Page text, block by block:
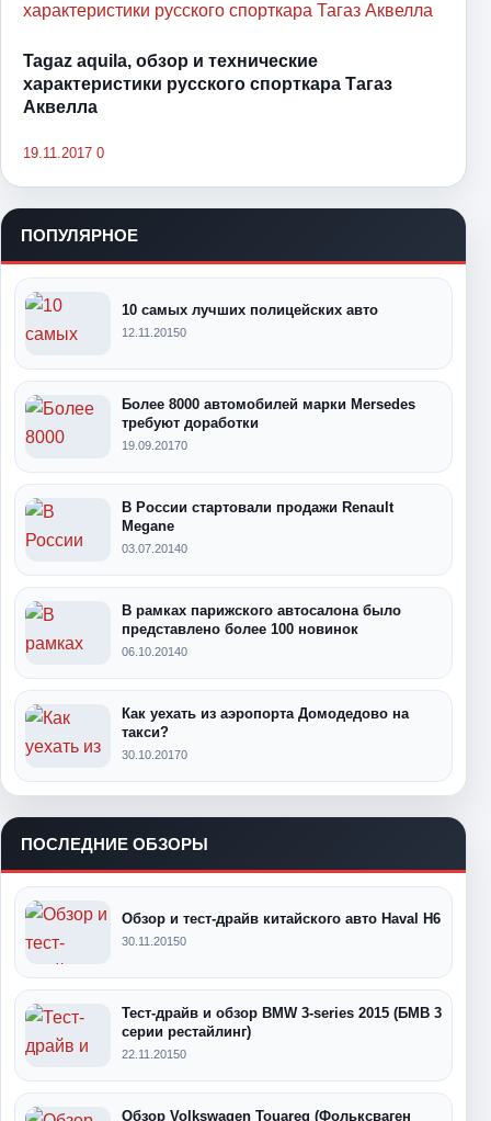
Tagaz aquila, обзор и технические
характеристики русского спорткара Тагаз
Аквелла
19.11.2017 0
ПОПУЛЯРНОЕ
10 самых лучших полицейских авто
12.11.20150
Более 8000 автомобилей марки Mersedes
требуют доработки
19.09.20170
В России стартовали продажи Renault
Megane
03.07.20140
В рамках парижского автосалона было
представлено более 100 новинок
06.10.20140
Как уехать из аэропорта Домодедово на
такси?
30.10.20170
ПОСЛЕДНИЕ ОБЗОРЫ
Обзор и тест-драйв китайского авто Haval H6
30.11.20150
Тест-драйв и обзор BMW 3-series 2015 (БМВ 3
серии рестайлинг)
22.11.20150
Обзор Volkswagen Touareg (Фольксваген